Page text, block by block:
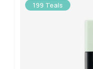
199 Teals